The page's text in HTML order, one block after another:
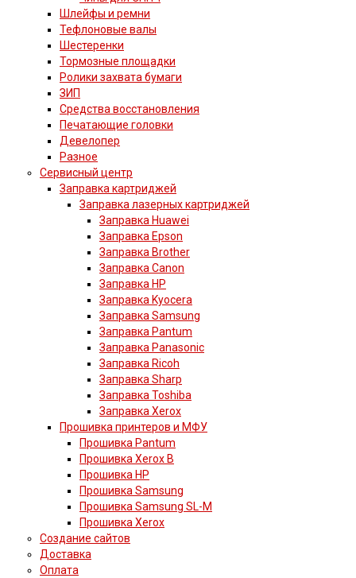
Шлейфы и ремни
Тефлоновые валы
Шестеренки
Тормозные площадки
Ролики захвата бумаги
ЗИП
Средства восстановления
Печатающие головки
Девелопер
Разное
Сервисный центр
Заправка картриджей
Заправка лазерных картриджей
Заправка Huawei
Заправка Epson
Заправка Brother
Заправка Canon
Заправка HP
Заправка Kyocera
Заправка Samsung
Заправка Pantum
Заправка Panasonic
Заправка Ricoh
Заправка Sharp
Заправка Toshiba
Заправка Xerox
Прошивка принтеров и МФУ
Прошивка Pantum
Прошивка Xerox B
Прошивка HP
Прошивка Samsung
Прошивка Samsung SL-M
Прошивка Xerox
Создание сайтов
Доставка
Оплата